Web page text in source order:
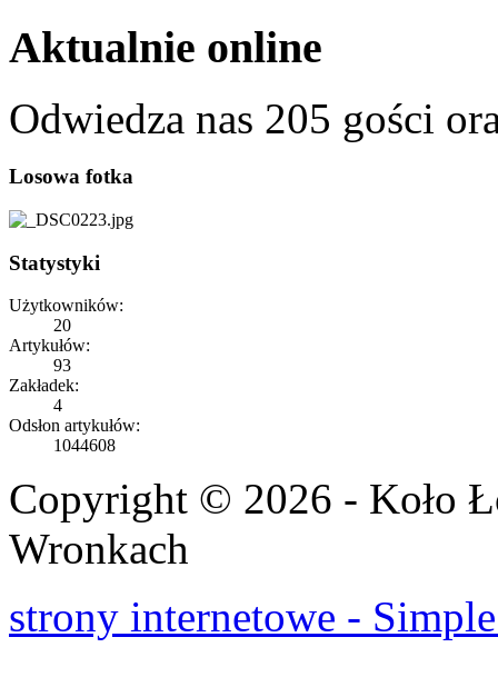
Aktualnie online
Odwiedza nas 205 gości
Losowa fotka
Statystyki
Użytkowników:
20
Artykułów:
93
Zakładek:
4
Odsłon artykułów:
1044608
Copyright © 2026 - Koło
Wronkach
strony internetowe -